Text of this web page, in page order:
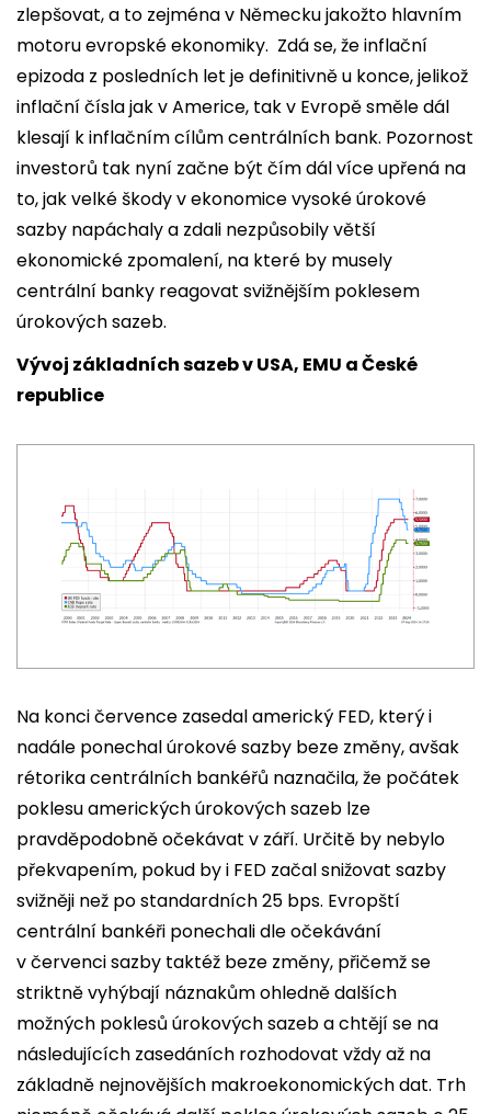
zlepšovat, a to zejména v Německu jakožto hlavním
motoru evropské ekonomiky. Zdá se, že inflační
epizoda z posledních let je definitivně u konce, jelikož
inflační čísla jak v Americe, tak v Evropě směle dál
klesají k inflačním cílům centrálních bank. Pozornost
investorů tak nyní začne být čím dál více upřená na
to, jak velké škody v ekonomice vysoké úrokové
sazby napáchaly a zdali nezpůsobily větší
ekonomické zpomalení, na které by musely
centrální banky reagovat svižnějším poklesem
úrokových sazeb.
Vývoj základních sazeb v USA, EMU a České
republice
Na konci července zasedal americký FED, který i
nadále ponechal úrokové sazby beze změny, avšak
rétorika centrálních bankéřů naznačila, že počátek
poklesu amerických úrokových sazeb lze
pravděpodobně očekávat v září. Určitě by nebylo
překvapením, pokud by i FED začal snižovat sazby
svižněji než po standardních 25 bps. Evropští
centrální bankéři ponechali dle očekávání
v červenci sazby taktéž beze změny, přičemž se
striktně vyhýbají náznakům ohledně dalších
možných poklesů úrokových sazeb a chtějí se na
následujících zasedáních rozhodovat vždy až na
základně nejnovějších makroekonomických dat. Trh